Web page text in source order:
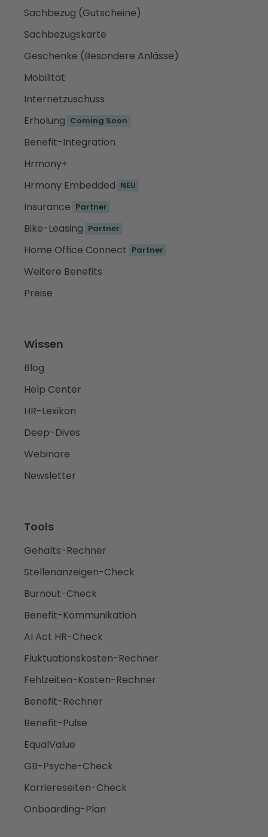
Sachbezug (Gutscheine)
Sachbezugskarte
Geschenke (Besondere Anlässe)
Mobilität
Internetzuschuss
Erholung Coming Soon
Benefit-Integration
Hrmony+
Hrmony Embedded NEU
Insurance Partner
Bike-Leasing Partner
Home Office Connect Partner
Weitere Benefits
Preise
Wissen
Blog
Help Center
HR-Lexikon
Deep-Dives
Webinare
Newsletter
Tools
Gehalts-Rechner
Stellenanzeigen-Check
Burnout-Check
Benefit-Kommunikation
AI Act HR-Check
Fluktuationskosten-Rechner
Fehlzeiten-Kosten-Rechner
Benefit-Rechner
Benefit-Pulse
EqualValue
GB-Psyche-Check
Karriereseiten-Check
Onboarding-Plan